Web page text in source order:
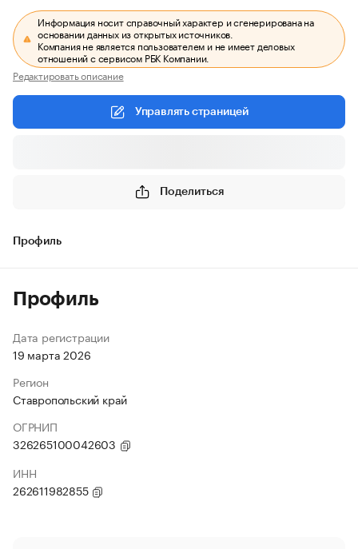
Информация носит справочный характер и сгенерирована на
основании данных из открытых источников.
Компания не является пользователем и не имеет деловых
отношений с сервисом РБК Компании.
Редактировать описание
Управлять страницей
Поделиться
Профиль
Профиль
Дата регистрации
19 марта 2026
Регион
Ставропольский край
ОГРНИП
326265100042603
ИНН
262611982855